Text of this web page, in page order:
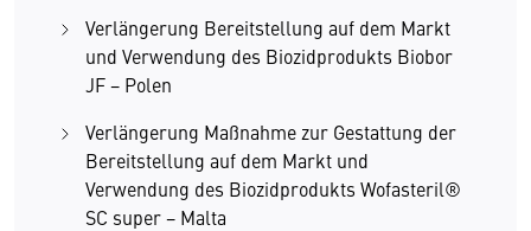
Verlängerung Bereitstellung auf dem Markt
und Verwendung des Biozidprodukts Biobor
JF − Polen
Verlängerung Maßnahme zur Gestattung der
Bereitstellung auf dem Markt und
Verwendung des Biozidprodukts Wofasteril®
SC super − Malta